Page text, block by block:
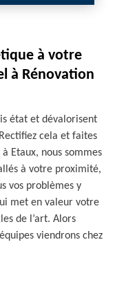
à votre
à Rénovation
état et dévalorisent
cela et faites
Etaux, nous sommes
à votre proximité,
vos problèmes y
met en valeur votre
de l’art. Alors
viendrons chez